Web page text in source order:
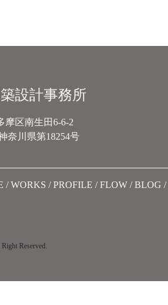
設計事務所
摩区南生田6-6-2
奈川県第18254号
WORKS PROFILE FLOW BLOG
Reserved.